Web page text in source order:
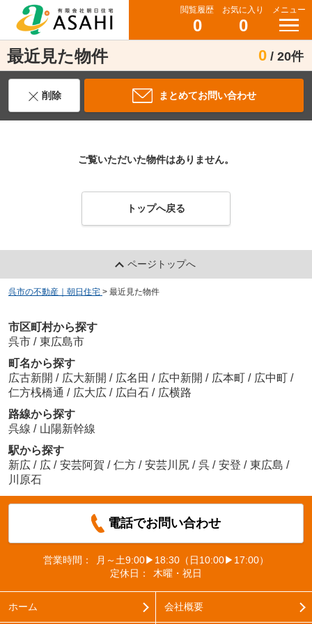
閲覧履歴
0
お気に入り
0
メニュー
最近見た物件 0 / 20件
削除 まとめてお問い合わせ
ご覧いただいた物件はありません。
トップへ戻る
ページトップへ
呉市の不動産｜朝日住宅 > 最近見た物件
市区町村から探す
呉市 / 東広島市
町名から探す
広古新開 / 広大新開 / 広名田 / 広中新開 / 広本町 / 広中町 /
仁方桟橋通 / 広大広 / 広白石 / 広横路
路線から探す
呉線 / 山陽新幹線
駅から探す
新広 / 広 / 安芸阿賀 / 仁方 / 安芸川尻 / 呉 / 安登 / 東広島 /
川原石
電話でお問い合わせ
営業時間：
月～土9:00▶18:30（日10:00▶17:00）
定休日：
木曜・祝日
ホーム 会社概要